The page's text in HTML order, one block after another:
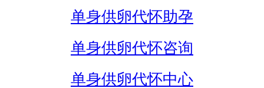
单身供卵代怀助孕
单身供卵代怀咨询
单身供卵代怀中心